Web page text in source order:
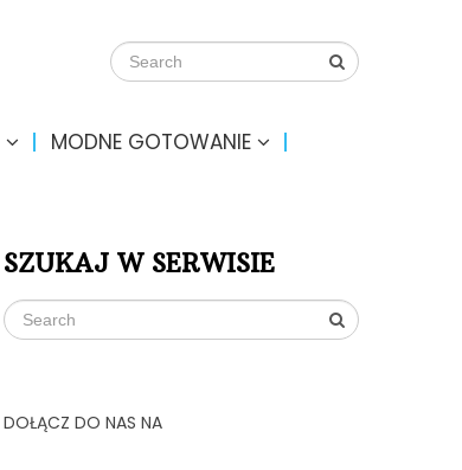
MODNE GOTOWANIE
SZUKAJ W SERWISIE
DOŁĄCZ DO NAS NA